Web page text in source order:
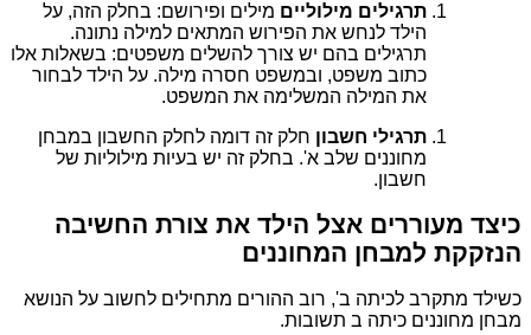
תרגילים מילוליים מילים ופירושם: בחלק הזה, על
הילד לנחש את הפירוש המתאים למילה נתונה.
תרגילים בהם יש צורך להשלים משפטים: בשאלות אלו
כתוב משפט, ובמשפט חסרה מילה. על הילד לבחור
את המילה המשלימה את המשפט.
תרגילי חשבון חלק זה דומה לחלק החשבון במבחן
מחוננים שלב א'. בחלק זה יש בעיות מילוליות של
חשבון.
כיצד מעוררים אצל הילד את צורת החשיבה
הנזקקת למבחן המחוננים
כשילד מתקרב לכיתה ב', רוב ההורים מתחילים לחשוב על הנושא
מבחן מחוננים כיתה ב תשובות.